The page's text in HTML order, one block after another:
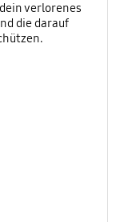
verlorenes
die darauf